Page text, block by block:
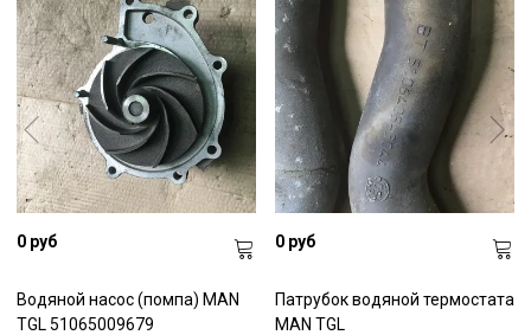
0 руб
Водяной насос (помпа) MAN
TGL 51065009679
0 руб
Патрубок водяной термостата
MAN TGL